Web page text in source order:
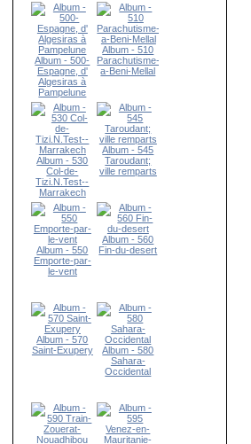
Album - 500-
Espagne, d'
Algesiras à
Pampelune
Album - 510
Parachutisme-
a-Beni-Mellal
Album - 530
Col-de-
Tizi.N.Test--
Marrakech
Album - 545
Taroudant;
ville remparts
Album - 550
Emporte-par-
le-vent
Album - 560
Fin-du-desert
Album - 570
Saint-Exupery
Album - 580
Sahara-
Occidental